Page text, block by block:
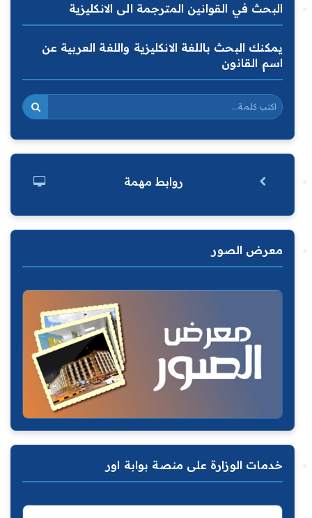
البحث في القوانين المترجمة الى الانكليزية
يمكنك البحث باللغة الانكليزية واللغة العربية عن
اسم القانون
روابط مهمة
معرض الصور
خدمات الوزارة على منصة بوابة اور